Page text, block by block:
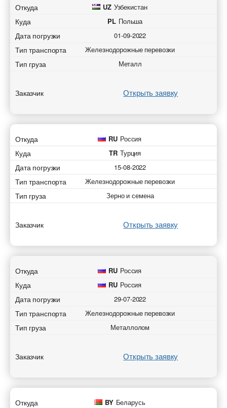
Откуда UZ Узбекистан
Куда PL Польша
Дата погрузки 01-09-2022
Тип транспорта Железнодорожные перевозки
Тип груза Металл
Заказчик Открыть заявку
Откуда RU Россия
Куда TR Турция
Дата погрузки 15-08-2022
Тип транспорта Железнодорожные перевозки
Тип груза Зерно и семена
Заказчик Открыть заявку
Откуда RU Россия
Куда RU Россия
Дата погрузки 29-07-2022
Тип транспорта Железнодорожные перевозки
Тип груза Металлолом
Заказчик Открыть заявку
Откуда BY Беларусь